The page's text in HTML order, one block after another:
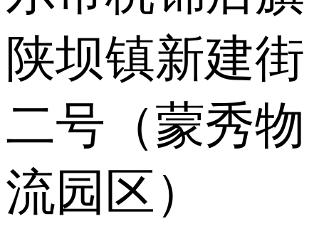
陕坝镇新建街
二号（蒙秀物
流园区）